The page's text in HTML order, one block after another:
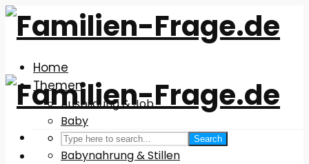
Home
Themen
Ausbildung & Job
Baby
Babyausstattung
Babynahrung & Stillen
Search